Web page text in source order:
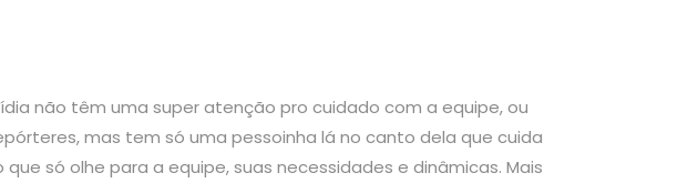
não têm uma super atenção pro cuidado com a equipe, ou
mas tem só uma pessoinha lá no canto dela que cuida
só olhe para a equipe, suas necessidades e dinâmicas. Mais